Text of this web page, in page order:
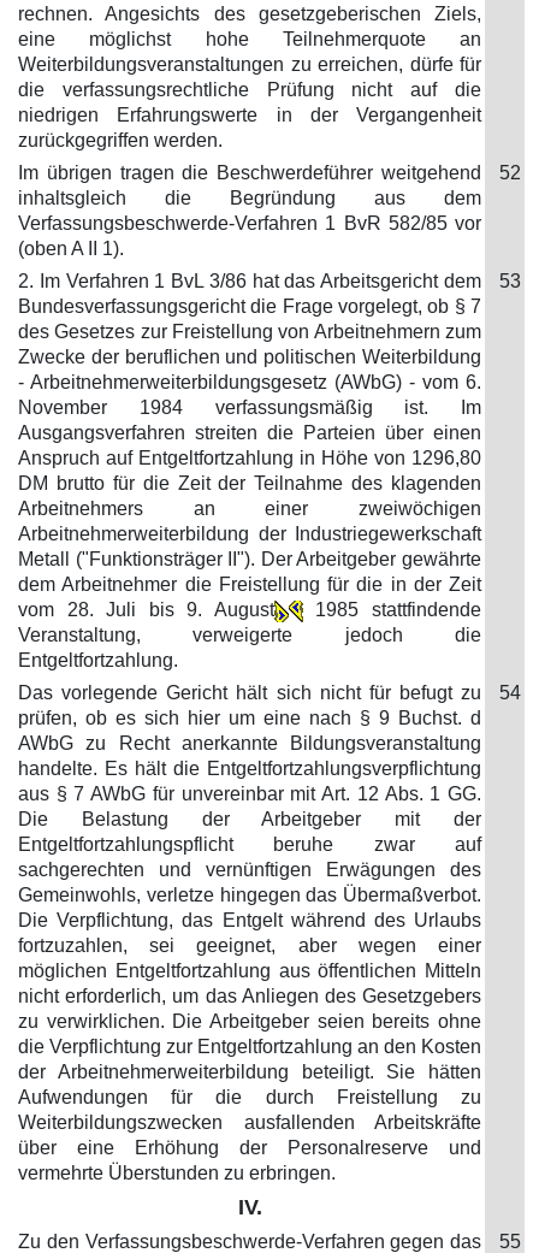
rechnen. Angesichts des gesetzgeberischen Ziels,
eine möglichst hohe Teilnehmerquote an
Weiterbildungsveranstaltungen zu erreichen, dürfe für
die verfassungsrechtliche Prüfung nicht auf die
niedrigen Erfahrungswerte in der Vergangenheit
zurückgegriffen werden.
Im übrigen tragen die Beschwerdeführer weitgehend
inhaltsgleich die Begründung aus dem
Verfassungsbeschwerde-Verfahren 1 BvR 582/85 vor
(oben A II 1).
52
2. Im Verfahren 1 BvL 3/86 hat das Arbeitsgericht dem
Bundesverfassungsgericht die Frage vorgelegt, ob § 7
des Gesetzes zur Freistellung von Arbeitnehmern zum
Zwecke der beruflichen und politischen Weiterbildung
- Arbeitnehmerweiterbildungsgesetz (AWbG) - vom 6.
November 1984 verfassungsmäßig ist. Im
Ausgangsverfahren streiten die Parteien über einen
Anspruch auf Entgeltfortzahlung in Höhe von 1296,80
DM brutto für die Zeit der Teilnahme des klagenden
Arbeitnehmers an einer zweiwöchigen
Arbeitnehmerweiterbildung der Industriegewerkschaft
Metall ("Funktionsträger II"). Der Arbeitgeber gewährte
dem Arbeitnehmer die Freistellung für die in der Zeit
vom 28. Juli bis 9. August
1985 stattfindende
Veranstaltung, verweigerte jedoch die
Entgeltfortzahlung.
53
Das vorlegende Gericht hält sich nicht für befugt zu
prüfen, ob es sich hier um eine nach § 9 Buchst. d
AWbG zu Recht anerkannte Bildungsveranstaltung
handelte. Es hält die Entgeltfortzahlungsverpflichtung
aus § 7 AWbG für unvereinbar mit Art. 12 Abs. 1 GG.
Die Belastung der Arbeitgeber mit der
Entgeltfortzahlungspflicht beruhe zwar auf
sachgerechten und vernünftigen Erwägungen des
Gemeinwohls, verletze hingegen das Übermaßverbot.
Die Verpflichtung, das Entgelt während des Urlaubs
fortzuzahlen, sei geeignet, aber wegen einer
möglichen Entgeltfortzahlung aus öffentlichen Mitteln
nicht erforderlich, um das Anliegen des Gesetzgebers
zu verwirklichen. Die Arbeitgeber seien bereits ohne
die Verpflichtung zur Entgeltfortzahlung an den Kosten
der Arbeitnehmerweiterbildung beteiligt. Sie hätten
Aufwendungen für die durch Freistellung zu
Weiterbildungszwecken ausfallenden Arbeitskräfte
über eine Erhöhung der Personalreserve und
vermehrte Überstunden zu erbringen.
54
IV.
Zu den Verfassungsbeschwerde-Verfahren gegen das
55